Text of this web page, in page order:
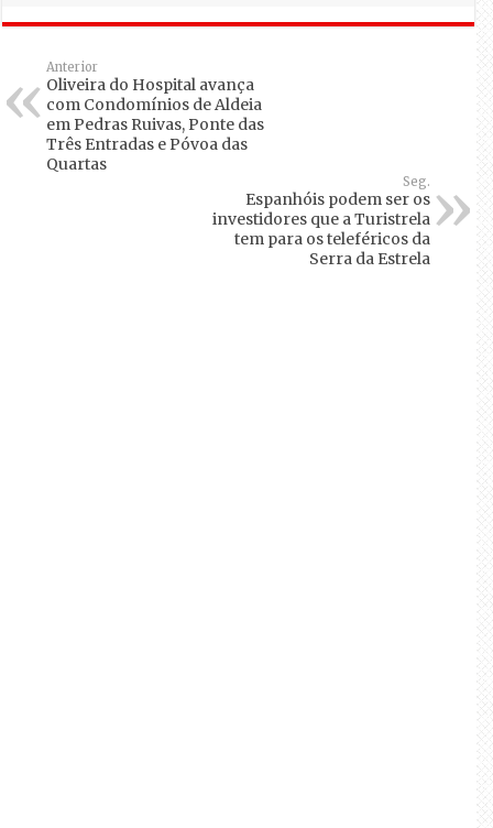
Anterior
Oliveira do Hospital avança
com Condomínios de Aldeia
em Pedras Ruivas, Ponte das
Três Entradas e Póvoa das
Quartas
Seg.
Espanhóis podem ser os
investidores que a Turistrela
tem para os teleféricos da
Serra da Estrela